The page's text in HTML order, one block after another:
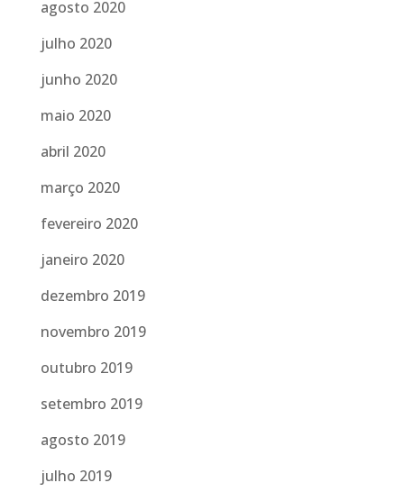
agosto 2020
julho 2020
junho 2020
maio 2020
abril 2020
março 2020
fevereiro 2020
janeiro 2020
dezembro 2019
novembro 2019
outubro 2019
setembro 2019
agosto 2019
julho 2019